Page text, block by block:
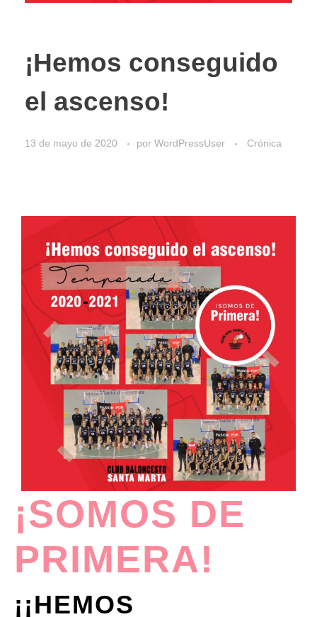
¡Hemos conseguido
el ascenso!
13 de mayo de 2020 por WordPressUser Crónica
¡SOMOS DE
PRIMERA!
¡¡HEMOS